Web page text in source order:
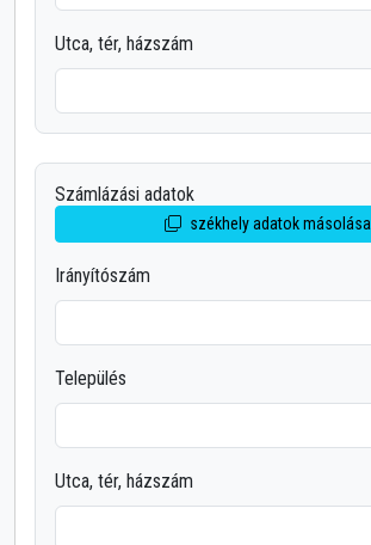
Utca, tér, házszám
Számlázási adatok
székhely adatok másolása
Irányítószám
Település
Utca, tér, házszám